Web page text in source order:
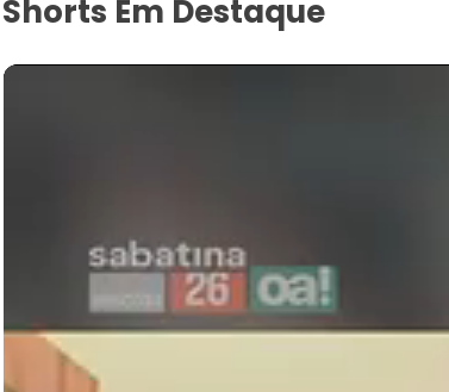
Shorts Em Destaque